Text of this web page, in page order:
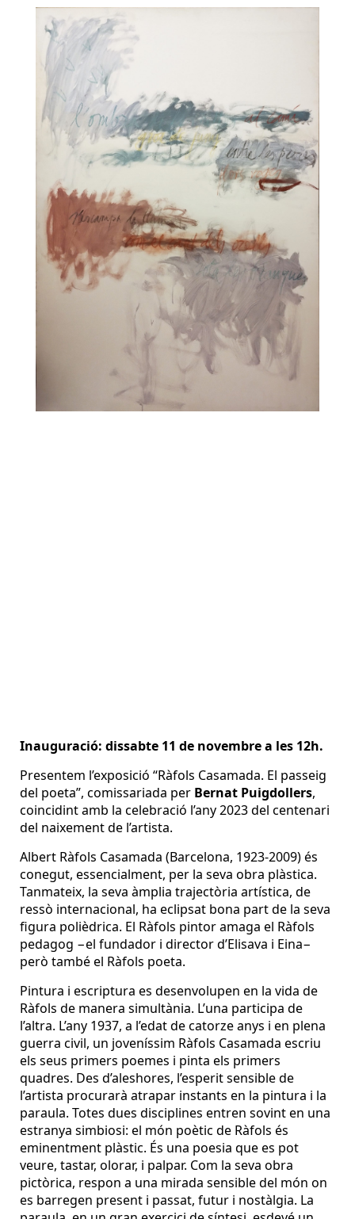
Inauguració: dissabte 11 de novembre a les 12h.
Presentem l’exposició “Ràfols Casamada. El passeig
del poeta”, comissariada per Bernat Puigdollers,
coincidint amb la celebració l’any 2023 del centenari
del naixement de l’artista.
Albert Ràfols Casamada (Barcelona, 1923-2009) és
conegut, essencialment, per la seva obra plàstica.
Tanmateix, la seva àmplia trajectòria artística, de
ressò internacional, ha eclipsat bona part de la seva
figura polièdrica. El Ràfols pintor amaga el Ràfols
pedagog −el fundador i director d’Elisava i Eina−
però també el Ràfols poeta.
Pintura i escriptura es desenvolupen en la vida de
Ràfols de manera simultània. L’una participa de
l’altra. L’any 1937, a l’edat de catorze anys i en plena
guerra civil, un joveníssim Ràfols Casamada escriu
els seus primers poemes i pinta els primers
quadres. Des d’aleshores, l’esperit sensible de
l’artista procurarà atrapar instants en la pintura i la
paraula. Totes dues disciplines entren sovint en una
estranya simbiosi: el món poètic de Ràfols és
eminentment plàstic. És una poesia que es pot
veure, tastar, olorar, i palpar. Com la seva obra
pictòrica, respon a una mirada sensible del món on
es barregen present i passat, futur i nostàlgia. La